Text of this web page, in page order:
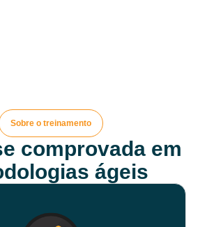
Sobre o treinamento
comprovada em
ágeis